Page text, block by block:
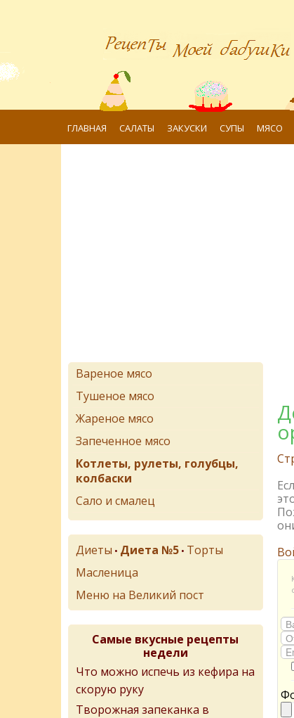
ГЛАВНАЯ САЛАТЫ ЗАКУСКИ СУПЫ МЯСО
Вареное мясо
Тушеное мясо
Жареное мясо
Запеченное мясо
Котлеты, рулеты, голубцы,
колбаски
Сало и смалец
Диеты • Диета №5 • Торты
Масленица
Меню на Великий пост
Самые вкусные рецепты
недели
Что можно испечь из кефира на
скорую руку
Творожная запеканка в